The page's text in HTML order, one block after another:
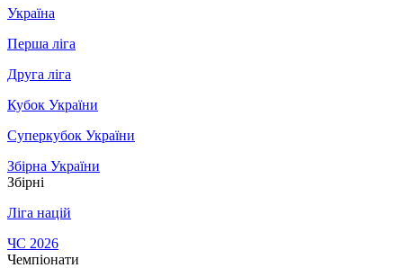
Україна
Перша ліга
Друга ліга
Кубок України
Суперкубок України
Збірна України
Збірні
Ліга націй
ЧС 2026
Чемпіонати